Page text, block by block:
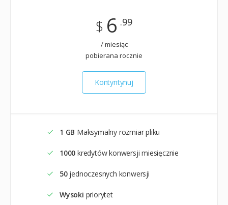
$ 6 .99
/ miesiąc
pobierana rocznie
Kontyntynuj
1 GB Maksymalny rozmiar pliku
1000 kredytów konwersji miesięcznie
50jednoczesnych konwersji
Wysoki priorytet